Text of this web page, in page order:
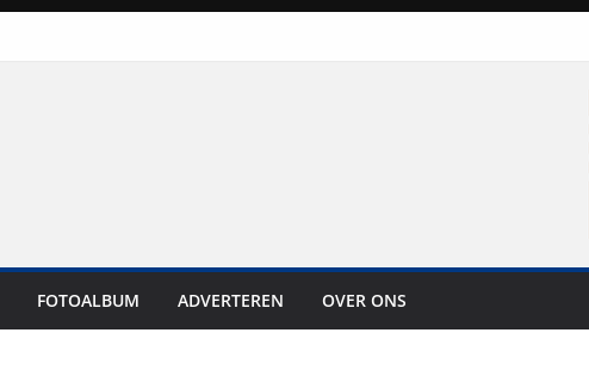
FOTOALBUM ADVERTEREN OVER ONS